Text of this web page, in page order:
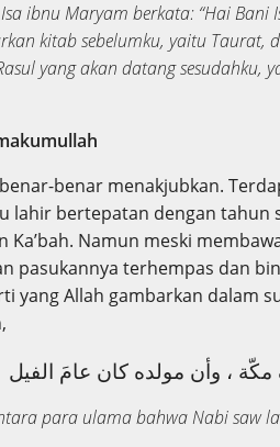
ibnu Maryam berkata: “Hai
kitab sebelumku, yaitu Taurat,
yang akan datang sesudahku,
benar menakjubkan.
lahir bertepatan dengan
Ka’bah. Namun meski
pasukannya terhempas dan
yang Allah gambarkan dalam
، وأن مولده كان عامَ الفيل
para ulama bahwa Nabi saw